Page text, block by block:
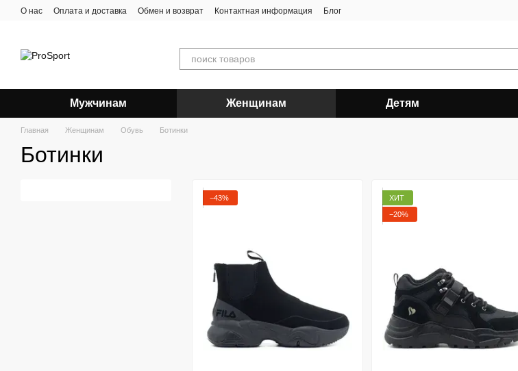
Перейти к основному контенту
О нас Оплата и доставка Обмен и возврат Контактная информация Блог
Мужчинам Женщинам Детям
Главная Женщинам Обувь Ботинки
Ботинки
−43%
ХИТ
−20%